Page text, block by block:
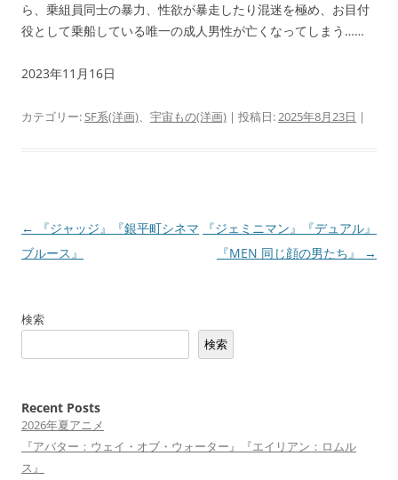
ら、乗組員同士の暴力、性欲が暴走したり混迷を極め、お目付
役として乗船している唯一の成人男性が亡くなってしまう……
2023年11月16日
カテゴリー:SF系(洋画)、 宇宙もの(洋画) | 投稿日:2025年8月23日 |
投
稿
ゲ
ョ
ン
←
『ジャッジ』『銀平町シネマ
ブルース』
『ジェミニマン』『デュアル』
『MEN 同じ顔の男たち』
→
検索
検索
Recent Posts
2026年夏アニメ
『アバター：ウェイ・オブ・ウォーター』『エイリアン：ロムル
ス』